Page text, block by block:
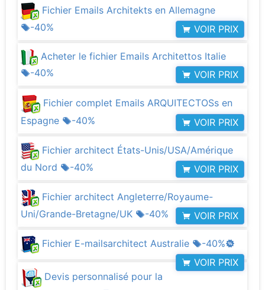
Fichier Emails Architekts en Allemagne
-40%
VOIR PRIX
Acheter le fichier Emails Architettos Italie
-40%
VOIR PRIX
Fichier complet Emails ARQUITECTOSs en
Espagne
-40% VOIR PRIX
Fichier architect États-Unis/USA/Amérique
du Nord
-40% VOIR PRIX
Fichier architect Angleterre/Royaume-
Uni/Grande-Bretagne/UK
-40% VOIR PRIX
Fichier E-mailsarchitect Australie
-40%
VOIR PRIX
Devis personnalisé pour la